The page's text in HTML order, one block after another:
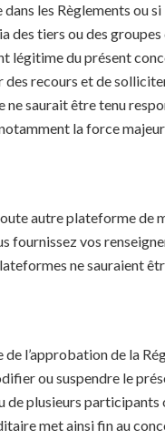
les Règlements ou
tiers ou des
légitime du présent
recours et de
saurait être tenu
la force
autre plateforme de
fournissez vos
ne sauraient
l’approbation de la
ou suspendre le
de plusieurs participants
met ainsi fin au